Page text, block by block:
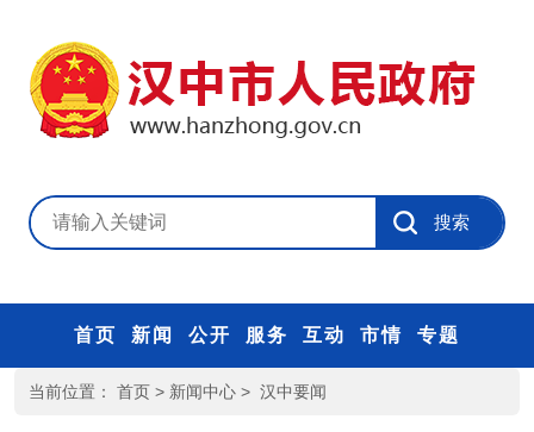
首页 新闻 公开 服务 互动 市情 专题
当前位置： 首页 > 新闻中心 > 汉中要闻